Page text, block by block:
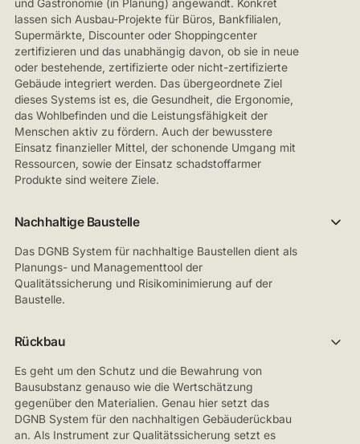
und Gastronomie (in Planung) angewandt. Konkret
lassen sich Ausbau-Projekte für Büros, Bankfilialen,
Supermärkte, Discounter oder Shoppingcenter
zertifizieren und das unabhängig davon, ob sie in neue
oder bestehende, zertifizierte oder nicht-zertifizierte
Gebäude integriert werden. Das übergeordnete Ziel
dieses Systems ist es, die Gesundheit, die Ergonomie,
das Wohlbefinden und die Leistungsfähigkeit der
Menschen aktiv zu fördern. Auch der bewusstere
Einsatz finanzieller Mittel, der schonende Umgang mit
Ressourcen, sowie der Einsatz schadstoffarmer
Produkte sind weitere Ziele.
Nachhaltige Baustelle
Das DGNB System für nachhaltige Baustellen dient als
Planungs- und Managementtool der
Qualitätssicherung und Risikominimierung auf der
Baustelle.
Rückbau
Es geht um den Schutz und die Bewahrung von
Bausubstanz genauso wie die Wertschätzung
gegenüber den Materialien. Genau hier setzt das
DGNB System für den nachhaltigen Gebäuderückbau
an. Als Instrument zur Qualitätssicherung setzt es